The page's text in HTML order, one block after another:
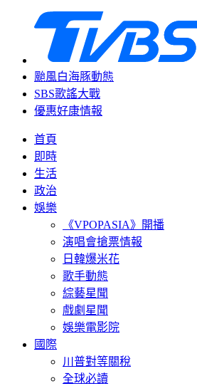
颱風白海豚動態
SBS歌謠大戰
優惠好康情報
首頁
即時
生活
政治
娛樂
《VPOPASIA》開播
演唱會搶票情報
日韓爆米花
歌手動態
綜藝星聞
戲劇星聞
娛樂電影院
國際
川普對等關稅
全球必讀